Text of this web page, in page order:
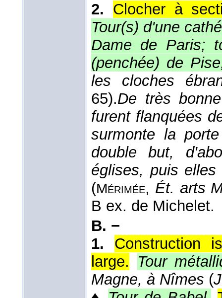
2. Clocher à
Tour(s) d'une
Dame de Paris;
(penchée) de
les cloches
65).De très
furent flanquées
surmonte la
double but,
églises, puis
(Mérimée, Ét. arts
B ex. de Michelet.
B. −
1.
Construction
large.
Tour
Magne, à Nîmes (